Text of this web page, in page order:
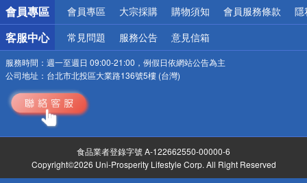
會員專區 會員專區 大宗採購 購物須知 會員服務條款 隱
客服中心 常見問題 服務公告 意見信箱
服務時間： 週一至週日 09:00-21:00，例假日依網站公告為主
公司地址： 台北市北投區大業路136號5樓 (台灣)
食品業者登錄字號 A-122662550-00000-6
Copyright©2026 Uni-Prosperity Lifestyle Corp. All Right Reserved